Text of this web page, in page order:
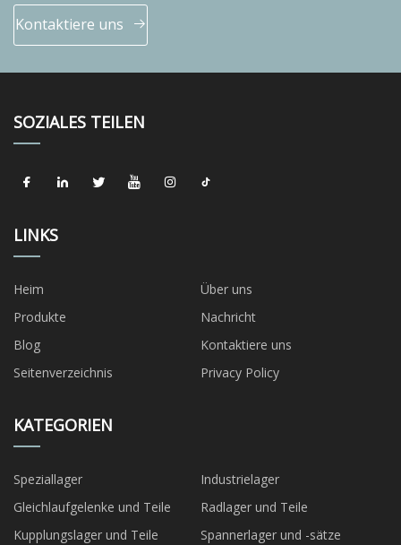
Kontaktiere uns
SOZIALES TEILEN
LINKS
Heim
Über uns
Produkte
Nachricht
Blog
Kontaktiere uns
Seitenverzeichnis
Privacy Policy
KATEGORIEN
Speziallager
Industrielager
Gleichlaufgelenke und Teile
Radlager und Teile
Kupplungslager und Teile
Spannerlager und -sätze